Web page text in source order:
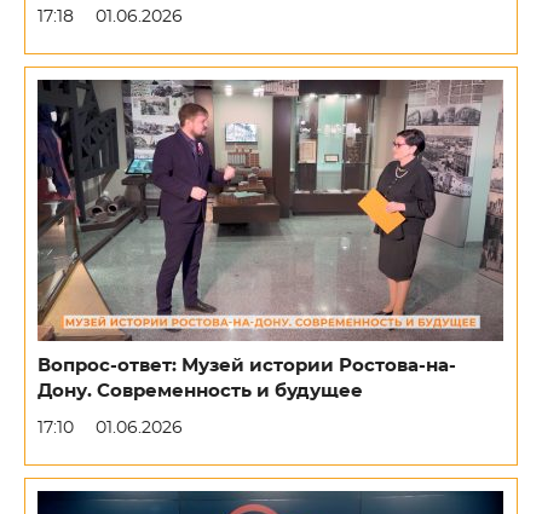
17:18 01.06.2026
Вопрос-ответ: Музей истории Ростова-на-
Дону. Современность и будущее
17:10 01.06.2026